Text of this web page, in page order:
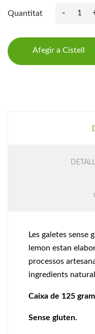
Quantitat -
Afegir a Cistell
Les galetes sense
lemon estan
processos
ingredients
Caixa de 125
Sense gluten.